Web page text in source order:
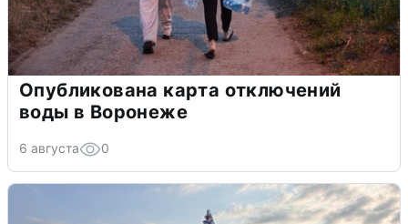
Опубликована карта отключений
воды в Воронеже
6 августа 0